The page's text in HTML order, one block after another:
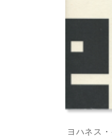
ヨハネス